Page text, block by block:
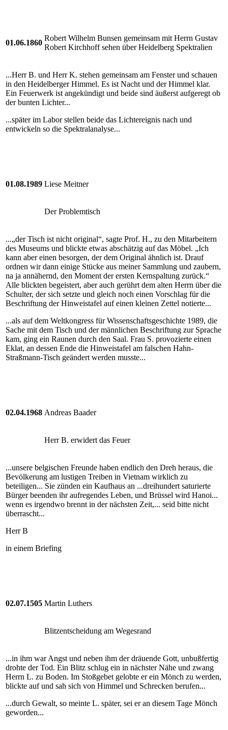
01.06.1860
Robert Wilhelm Bunsen gemeinsam mit Herrn Gustav
Robert Kirchhoff sehen über Heidelberg Spektralien
...Herr B. und Herr K. stehen gemeinsam am Fenster und schauen
in den Heidelberger Himmel. Es ist Nacht und der Himmel klar.
Ein Feuerwerk ist angekündigt und beide sind äußerst aufgeregt ob
der bunten Lichter...
...später im Labor stellen beide das Lichtereignis nach und
entwickeln so die Spektralanalyse...
01.08.1989 Liese Meitner
Der Problemtisch
...„der Tisch ist nicht original“, sagte Prof. H., zu den Mitarbeitern
des Museums und blickte etwas abschätzig auf das Möbel. „Ich
kann aber einen besorgen, der dem Original ähnlich ist. Drauf
ordnen wir dann einige Stücke aus meiner Sammlung und zaubern,
na ja annähernd, den Moment der ersten Kernspaltung zurück.“
Alle blickten begeistert, aber auch gerührt dem alten Herrn über die
Schulter, der sich setzte und gleich noch einen Vorschlag für die
Beschriftung der Hinweistafel auf einen kleinen Zettel notierte...
...als auf dem Weltkongress für Wissenschaftsgeschichte 1989, die
Sache mit dem Tisch und der männlichen Beschriftung zur Sprache
kam, ging ein Raunen durch den Saal. Frau S. provozierte einen
Eklat, an dessen Ende die Hinweistafel am falschen Hahn-
Straßmann-Tisch geändert werden musste...
02.04.1968 Andreas Baader
Herr B. erwidert das Feuer
...unsere belgischen Freunde haben endlich den Dreh heraus, die
Bevölkerung am lustigen Treiben in Vietnam wirklich zu
beteiligen... Sie zünden ein Kaufhaus an ...dreihundert saturierte
Bürger beenden ihr aufregendes Leben, und Brüssel wird Hanoi...
wenn es irgendwo brennt in der nächsten Zeit,... seid bitte nicht
überrascht...
Herr B
in einem Briefing
02.07.1505 Martin Luthers
Blitzentscheidung am Wegesrand
...in ihm war Angst und neben ihm der dräuende Gott, unbußfertig
drohte der Tod. Ein Blitz schlug ein in nächster Nähe und zwang
Herrn L. zu Boden. Im Stoßgebet gelobte er ein Mönch zu werden,
blickte auf und sah sich von Himmel und Schrecken berufen...
...durch Gewalt, so meinte L. später, sei er an diesem Tage Mönch
geworden...